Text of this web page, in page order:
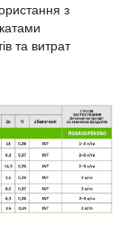
з
та витрат